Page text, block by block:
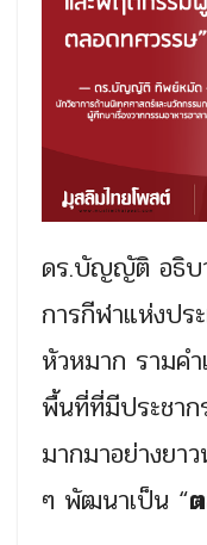
ดร.บัญญัติ อธิบ
การกีฬาแห่งปร
หัวหมาก รามค
พื้นที่ที่มีประชาก
มากมาอย่างยา
ๆ พัฒนาเป็น “